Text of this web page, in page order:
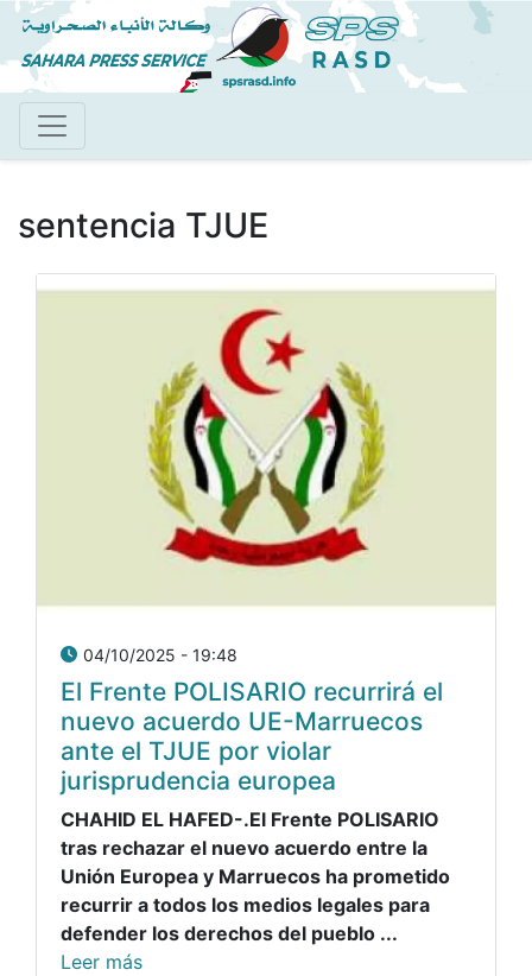
Pasar
al
contenido
sentencia TJUE
04/10/2025 - 19:48
El Frente POLISARIO recurrirá el
nuevo acuerdo UE-Marruecos
ante el TJUE por violar
jurisprudencia europea
CHAHID EL HAFED-.El Frente POLISARIO
tras rechazar el nuevo acuerdo entre la
Unión Europea y Marruecos ha prometido
recurrir a todos los medios legales para
defender los derechos del pueblo ...
Leer más